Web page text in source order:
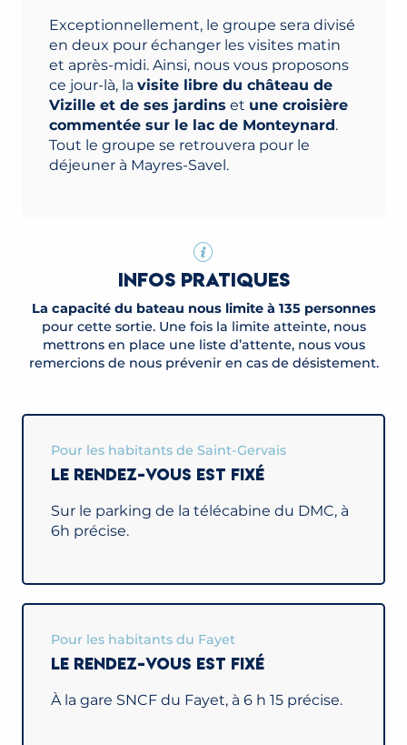
Exceptionnellement, le groupe sera divisé
en deux pour échanger les visites matin
et après-midi. Ainsi, nous vous proposons
ce jour-là, la visite libre du château de
Vizille et de ses jardins et une croisière
commentée sur le lac de Monteynard.
Tout le groupe se retrouvera pour le
déjeuner à Mayres-Savel.
INFOS PRATIQUES
La capacité du bateau nous limite à 135 personnes
pour cette sortie. Une fois la limite atteinte, nous
mettrons en place une liste d’attente, nous vous
remercions de nous prévenir en cas de désistement.
Pour les habitants de Saint-Gervais
LE RENDEZ-VOUS EST FIXÉ
Sur le parking de la télécabine du DMC, à
6h précise.
Pour les habitants du Fayet
LE RENDEZ-VOUS EST FIXÉ
À la gare SNCF du Fayet, à 6 h 15 précise.